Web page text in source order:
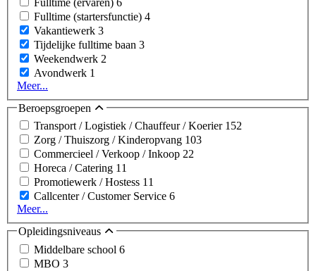
Fulltime (startersfunctie) 4
Vakantiewerk 3
Tijdelijke fulltime baan 3
Weekendwerk 2
Avondwerk 1
Meer...
Beroepsgroepen
Transport / Logistiek / Chauffeur / Koerier 152
Zorg / Thuiszorg / Kinderopvang 103
Commercieel / Verkoop / Inkoop 22
Horeca / Catering 11
Promotiewerk / Hostess 11
Callcenter / Customer Service 6
Meer...
Opleidingsniveaus
Middelbare school 6
MBO 3